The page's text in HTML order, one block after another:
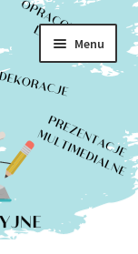
Menu
Rozwiń
menu